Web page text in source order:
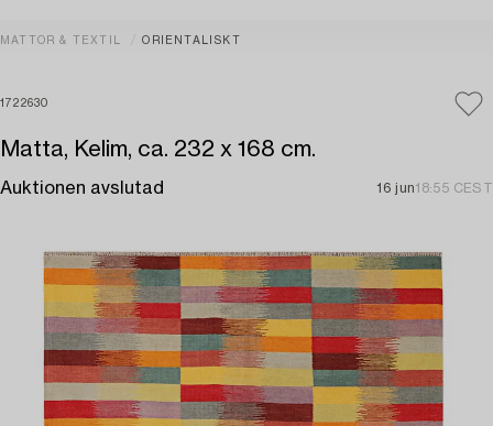
MATTOR & TEXTIL ORIENTALISKT
1722630
Matta, Kelim, ca. 232 x 168 cm.
Auktionen avslutad 16 jun18:55 CEST